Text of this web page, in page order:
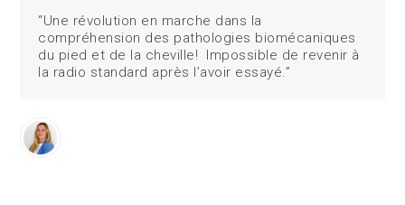
“Une révolution en marche dans la
compréhension des pathologies biomécaniques
du pied et de la cheville! Impossible de revenir à
la radio standard après l’avoir essayé.”